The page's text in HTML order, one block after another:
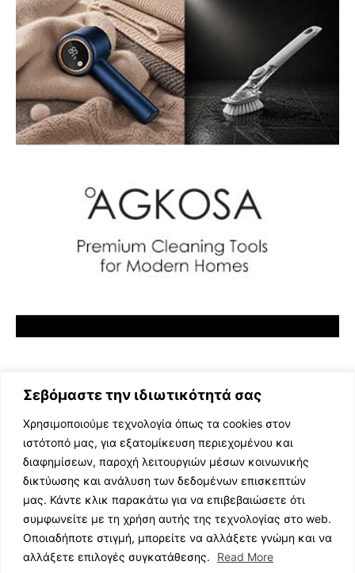
Σεβόμαστε την ιδιωτικότητά σας
Χρησιμοποιούμε τεχνολογία όπως τα cookies στον
ιστότοπό μας, για εξατομίκευση περιεχομένου και
διαφημίσεων, παροχή λειτουργιών μέσων κοινωνικής
δικτύωσης και ανάλυση των δεδομένων επισκεπτών
μας. Κάντε κλικ παρακάτω για να επιβεβαιώσετε ότι
συμφωνείτε με τη χρήση αυτής της τεχνολογίας στο web.
Οποιαδήποτε στιγμή, μπορείτε να αλλάξετε γνώμη και να
αλλάξετε επιλογές συγκατάθεσης.
Read More
ΕΛΛΗΝΙΚΗ ΜΟΥΣΙΚΗ
TV SHOWS
EVENTS
ΘΕΑΤΡΟ
ΔΙΑΓΩΝΙΣΜΟΙ